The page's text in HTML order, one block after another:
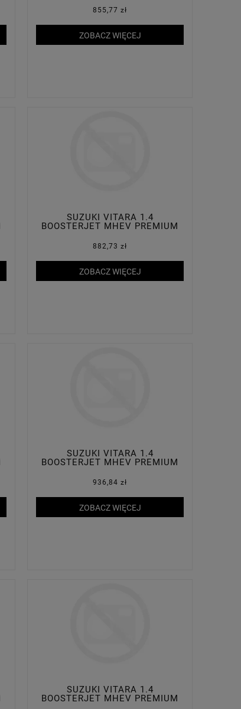
855,77 zł
ZOBACZ WIĘCEJ
SUZUKI VITARA 1.4
BOOSTERJET MHEV PREMIUM
882,73 zł
ZOBACZ WIĘCEJ
SUZUKI VITARA 1.4
BOOSTERJET MHEV PREMIUM
936,84 zł
ZOBACZ WIĘCEJ
SUZUKI VITARA 1.4
BOOSTERJET MHEV PREMIUM